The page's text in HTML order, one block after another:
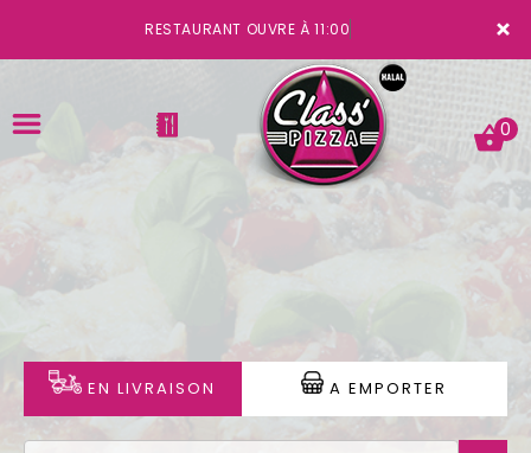
×
RESTAURANT OUVRE À 11:00
ACCUEIL
VOTRE COMPTE
NOTRE RESTAURANT
0
EN LIVRAISON A EMPORTER